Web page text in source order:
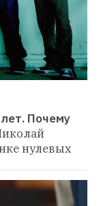
Почему
нулевых